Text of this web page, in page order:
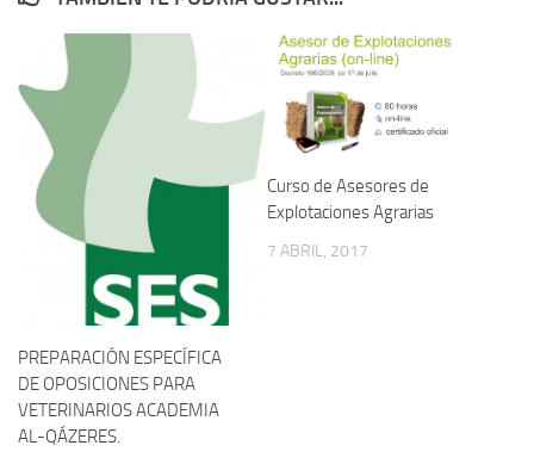
PREPARACIÓN ESPECÍFICA
DE OPOSICIONES PARA
VETERINARIOS ACADEMIA
AL-QÁZERES.
Curso de Asesores de
Explotaciones Agrarias
7 ABRIL, 2017